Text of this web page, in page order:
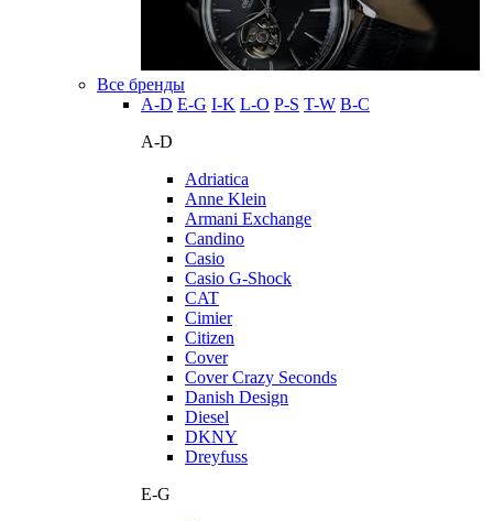
Все бренды
A-D E-G I-K L-O P-S T-W В-С
A-D
Adriatica
Anne Klein
Armani Exchange
Candino
Casio
Casio G-Shock
CAT
Cimier
Citizen
Cover
Cover Crazy Seconds
Danish Design
Diesel
DKNY
Dreyfuss
E-G